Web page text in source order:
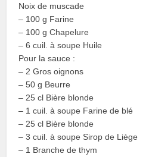
Noix de muscade
– 100 g Farine
– 100 g Chapelure
– 6 cuil. à soupe Huile
Pour la sauce :
– 2 Gros oignons
– 50 g Beurre
– 25 cl Bière blonde
– 1 cuil. à soupe Farine de blé
– 25 cl Bière blonde
– 3 cuil. à soupe Sirop de Liège
– 1 Branche de thym